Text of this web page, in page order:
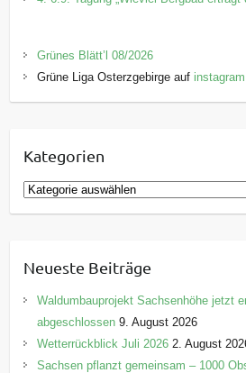
Grünes Blätt’l 08/2026
Grüne Liga Osterzgebirge auf instagram
Kategorien
K
a
g
o
i
e
Neueste Beiträge
Waldumbauprojekt Sachsenhöhe jetzt
abgeschlossen 9. August 2026
Wetterrückblick Juli 2026 2. August
Sachsen pflanzt gemeinsam – 1000